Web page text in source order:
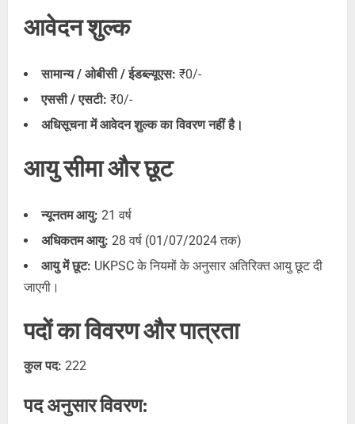
आवेदन शुल्क
सामान्य / ओबीसी / ईडब्ल्यूएस: ₹0/-
एससी / एसटी: ₹0/-
अधिसूचना में आवेदन शुल्क का विवरण नहीं है।
आयु सीमा और छूट
न्यूनतम आयु: 21 वर्ष
अधिकतम आयु: 28 वर्ष (01/07/2024 तक)
आयु में छूट: UKPSC के नियमों के अनुसार अतिरिक्त आयु छूट दी
जाएगी।
पदों का विवरण और पात्रता
कुल पद: 222
पद अनुसार विवरण: